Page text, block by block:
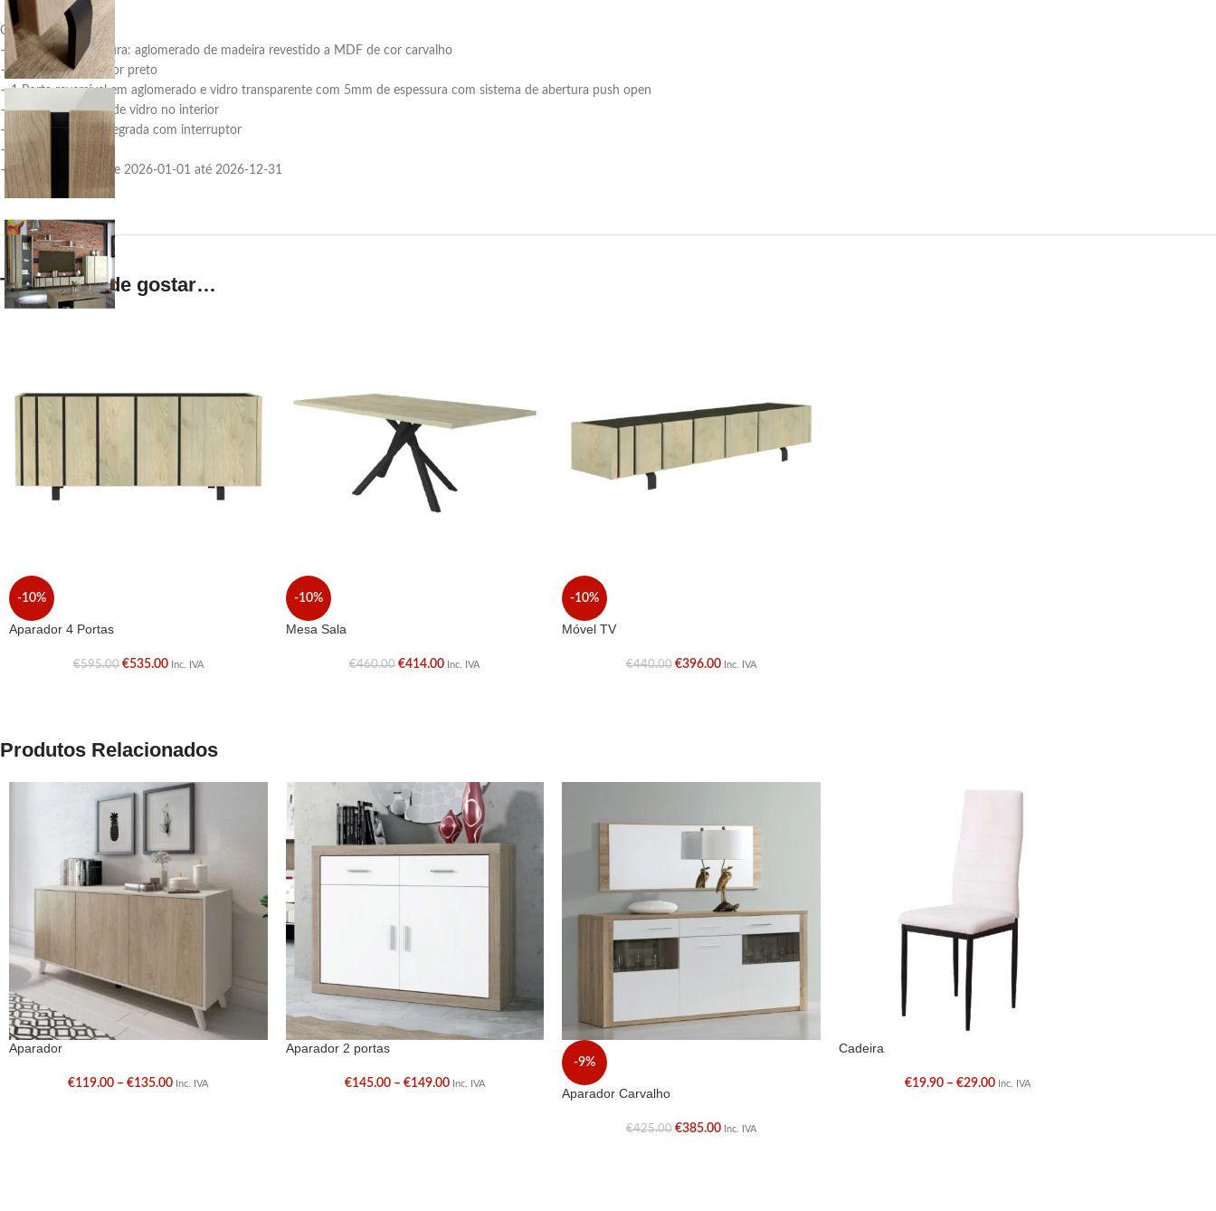
Observações:
– Material da estrutura: aglomerado de madeira revestido a MDF de cor carvalho
– Pés em metal de cor preto
– 1 Porta reversível em aglomerado e vidro transparente com 5mm de espessura com sistema de abertura push open
– Com 3 prateleiras de vidro no interior
– Iluminação Led integrada com interruptor
– Requer montagem
– Promoção válida de 2026-01-01 até 2026-12-31
Também pode gostar…
-10%
Aparador 4 Portas
€595.00 €535.00 Inc. IVA
-10%
Mesa Sala
€460.00 €414.00 Inc. IVA
-10%
Móvel TV
€440.00 €396.00 Inc. IVA
Produtos Relacionados
Aparador
€119.00 – €135.00 Inc. IVA
Aparador 2 portas
€145.00 – €149.00 Inc. IVA
-9%
Aparador Carvalho
€425.00 €385.00 Inc. IVA
Cadeira
€19.90 – €29.00 Inc. IVA